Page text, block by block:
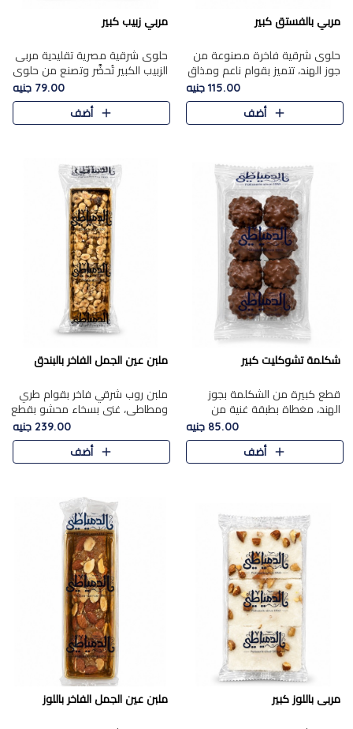
مربي بالفستق كبير
حلوى شرقية فاخرة مصنوعة من
جوز الهند، تتميز بقوام ناعم ومذاق
غني، وتزين بقطع من الفستق
الفاخر التي تضيف عليها قرمشة
115.00 جنيه
أضف
مربي زبيب كبير
حلوى شرقية مصرية تقليدية مربى
الزبيب الكبير تُحضَّر وتصنع من حلوي
جوز الهند باسد بقوام طري ومذاق
غني، وتُزين وتغطا بحبات الزبيب
الذهبي التي ..
79.00 جنيه
أضف
شكلمة تشوكليت كبير
قطع كبيرة من الشكلمة بجوز
الهند، مغطاة بطبقة غنية من
الشوكولاتة الفاخرة لتجمع بين
القوام الطري من الداخل مركز جوز
الهند المطاطي والمذاق الغن..
85.00 جنيه
أضف
ملبن عين الجمل الفاخر بالبندق
ملبن روب شرقي فاخر بقوام طري
ومطاطي، غني بسخاء محشو بقطع
عين الجمل والبندق المحمص التي
تضيف قرمشة مميزة مُرضية
ونكهة جوزية غنية في كل
239.00 جنيه
أضف
مربى باللوز كبير ملبن عين الجمل الفاخر باللوز